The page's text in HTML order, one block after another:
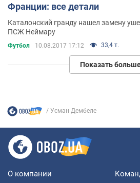
Франции: все детали
Каталонский гранду нашел замену
ПСЖ Неймару
Футбол 10.08.2017 17:12 33,4 т.
Показать
Усман Дембеле
О компании